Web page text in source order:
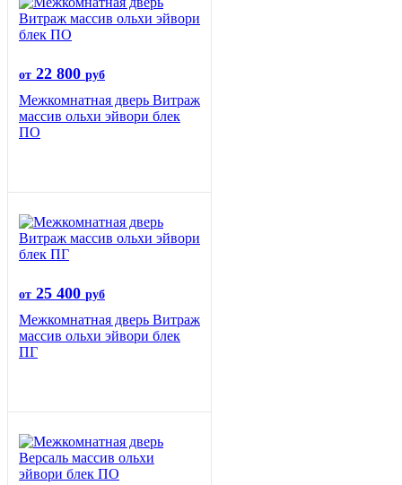
от 22 800 руб
Межкомнатная дверь Витраж
массив ольхи эйвори блек
ПО
от 25 400 руб
Межкомнатная дверь Витраж
массив ольхи эйвори блек
ПГ